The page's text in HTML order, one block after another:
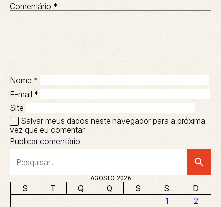
Comentário *
Nome *
E-mail *
Site
Salvar meus dados neste navegador para a próxima
vez que eu comentar.
search
AGOSTO 2026
S T Q Q S S
D
1
2